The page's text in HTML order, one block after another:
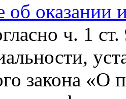
об оказании
ч. 1
закона «О